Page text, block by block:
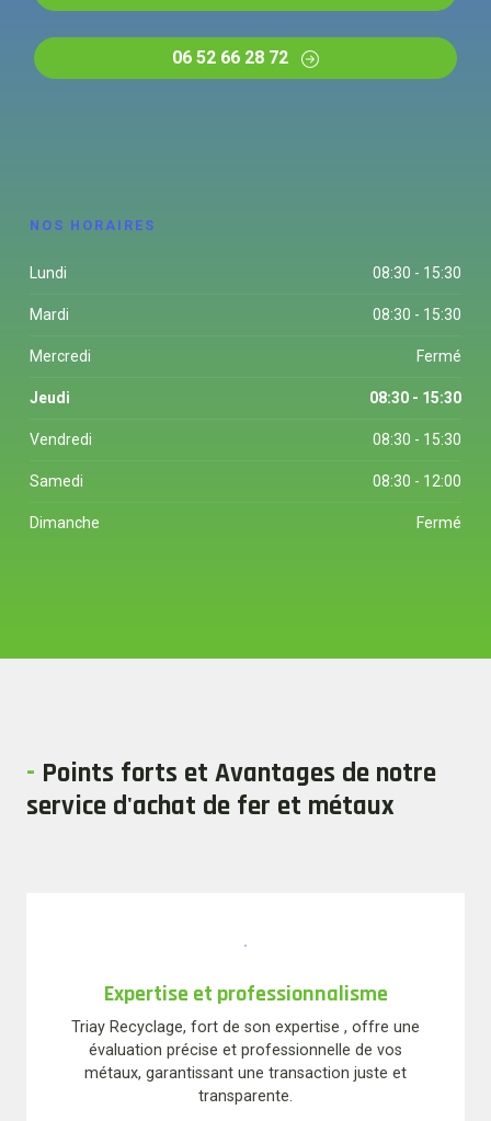
06 52 66 28 72
NOS HORAIRES
Lundi 08:30 - 15:30
Mardi 08:30 - 15:30
Mercredi Fermé
Jeudi 08:30 - 15:30
Vendredi 08:30 - 15:30
Samedi 08:30 - 12:00
Dimanche Fermé
- Points forts et Avantages de notre
service d'achat de fer et métaux
Expertise et professionnalisme
Triay Recyclage, fort de son expertise , offre une
évaluation précise et professionnelle de vos
métaux, garantissant une transaction juste et
transparente.